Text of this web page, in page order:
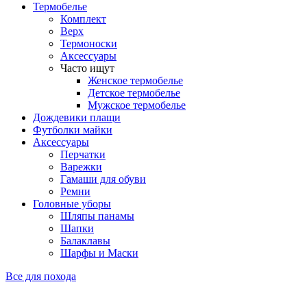
Термобелье
Комплект
Верх
Термоноски
Аксессуары
Часто ищут
Женское термобелье
Детское термобелье
Мужское термобелье
Дождевики плащи
Футболки майки
Аксессуары
Перчатки
Варежки
Гамаши для обуви
Ремни
Головные уборы
Шляпы панамы
Шапки
Балаклавы
Шарфы и Маски
Все для похода